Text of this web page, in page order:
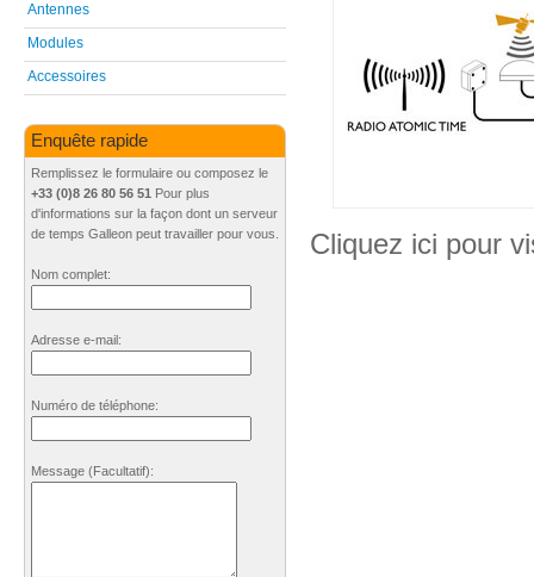
Cliquez ici pour
Antennes
Modules
Accessoires
Enquête rapide
Remplissez le formulaire ou composez le
+33 (0)8 26 80 56 51 Pour plus
d'informations sur la façon dont un serveur
de temps Galleon peut travailler pour vous.
Nom complet:
Adresse e-mail:
Numéro de téléphone:
Message (Facultatif):